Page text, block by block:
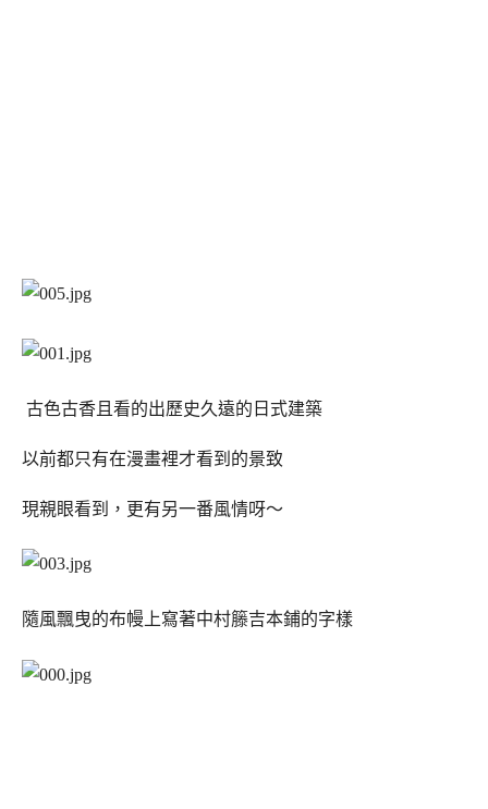
古色古香且看的出歷史久遠的日式建築
以前都只有在漫畫裡才看到的景致
現親眼看到，更有另一番風情呀～
隨風飄曳的布幔上寫著中村籐吉本鋪的字樣